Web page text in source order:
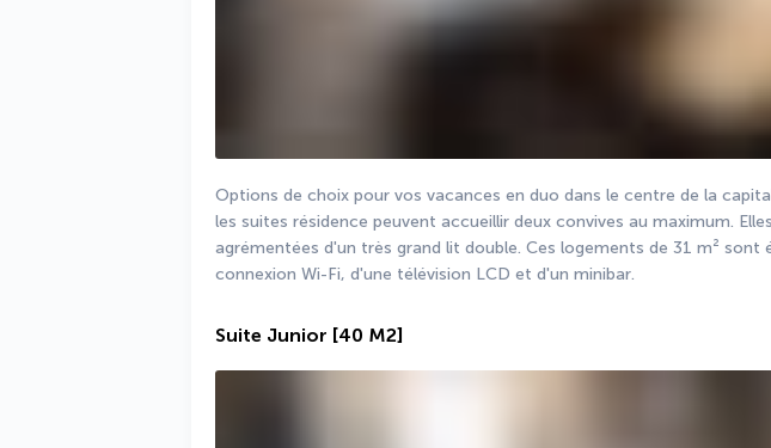
Options de choix pour vos vacances en duo dans le centre de la
les suites résidence peuvent accueillir deux convives au maximum.
agrémentées d'un très grand lit double. Ces logements de 31 m² sont
connexion Wi-Fi, d'une télévision LCD et d'un minibar.
Suite Junior [40 M2]